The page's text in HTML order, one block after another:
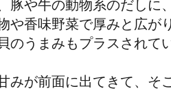
豚や牛の動物系のだしに
や香味野菜で厚みと広が
のうまみもプラスされて
みが前面に出てきて、そ